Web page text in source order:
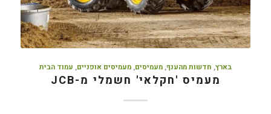
בארץ, חדשות מהענף, מעמיסים, מעמיסים אופניים, עמוד הבית
מעמיס 'חקלאי' חשמלי מ-JCB